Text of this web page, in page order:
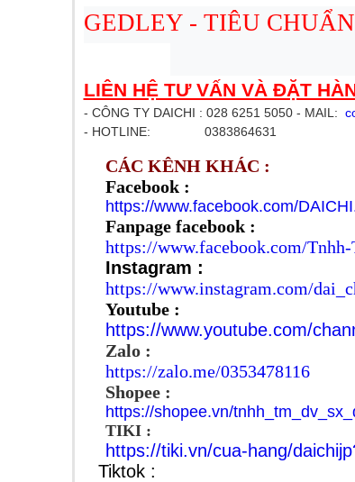
GEDLEY - TIÊU
LIÊN HỆ TƯ VẤN VÀ ĐẶT
- CÔNG TY DAICHI : 028 6251 5050 - MAIL:
- HOTLINE: 0383864631
CÁC KÊNH KHÁC :
Facebook :
https://www.facebook.com/
Fanpage facebook :
https://www.facebook.com/
Instagram :
https://www.instagram.com/
Youtube :
https://www.youtube.com/
Zalo :
https://zalo.me/0353478116
Shopee :
https://shopee.vn/
TIKI :
https://tiki.vn/cua-hang/
Tiktok :